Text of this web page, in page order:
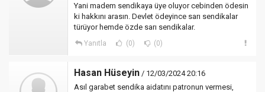
Yani madem sendikaya üye oluyor cebinden ödesin
ki hakkını arasın. Devlet ödeyince sarı sendikalar
türüyor hemde özde sarı sendikalar.
Yanıtla (0) (0)
Hasan Hüseyin / 12/03/2024 20:16
Asıl garabet sendika aidatını patronun vermesi,